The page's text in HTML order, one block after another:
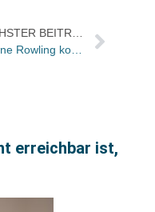
erreichbar ist,